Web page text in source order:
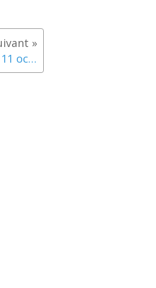
Rando douce du vendredi 11 octobre 2024